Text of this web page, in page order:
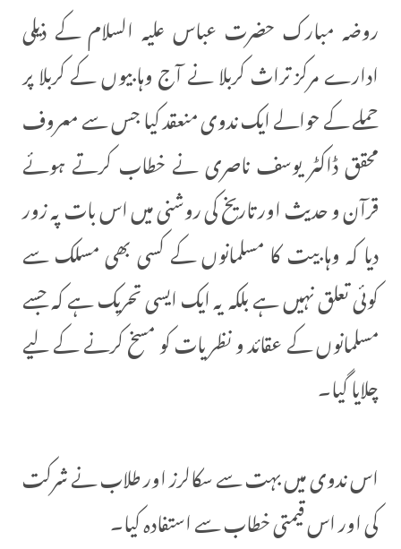
روضہ مبارک حضرت عباس علیہ السلام کے ذیلی
ادارے مرکز تراث کربلا نے آج وہابیوں کے کربلا پر
حملے کے حوالے ایک ندوی منعقد کیا جس سے معروف
محقق ڈاکٹر یوسف ناصری نے خطاب کرتے ہوئے
قرآن و حدیث اور تاریخ کی روشنی میں اس بات پہ زور
دیا کہ وہابیت کا مسلمانوں کے کسی بھی مسلک سے
کوئی تعلق نہیں ہے بلکہ یہ ایک ایسی تحریک ہے کہ جسے
مسلمانوں کے عقائد و نظریات کو مسخ کرنے کے لیے
چلایا گیا۔
اس ندوی میں بہت سے سکالرز اور طلاب نے شرکت
کی اور اس قیمتی خطاب سے استفادہ کیا۔